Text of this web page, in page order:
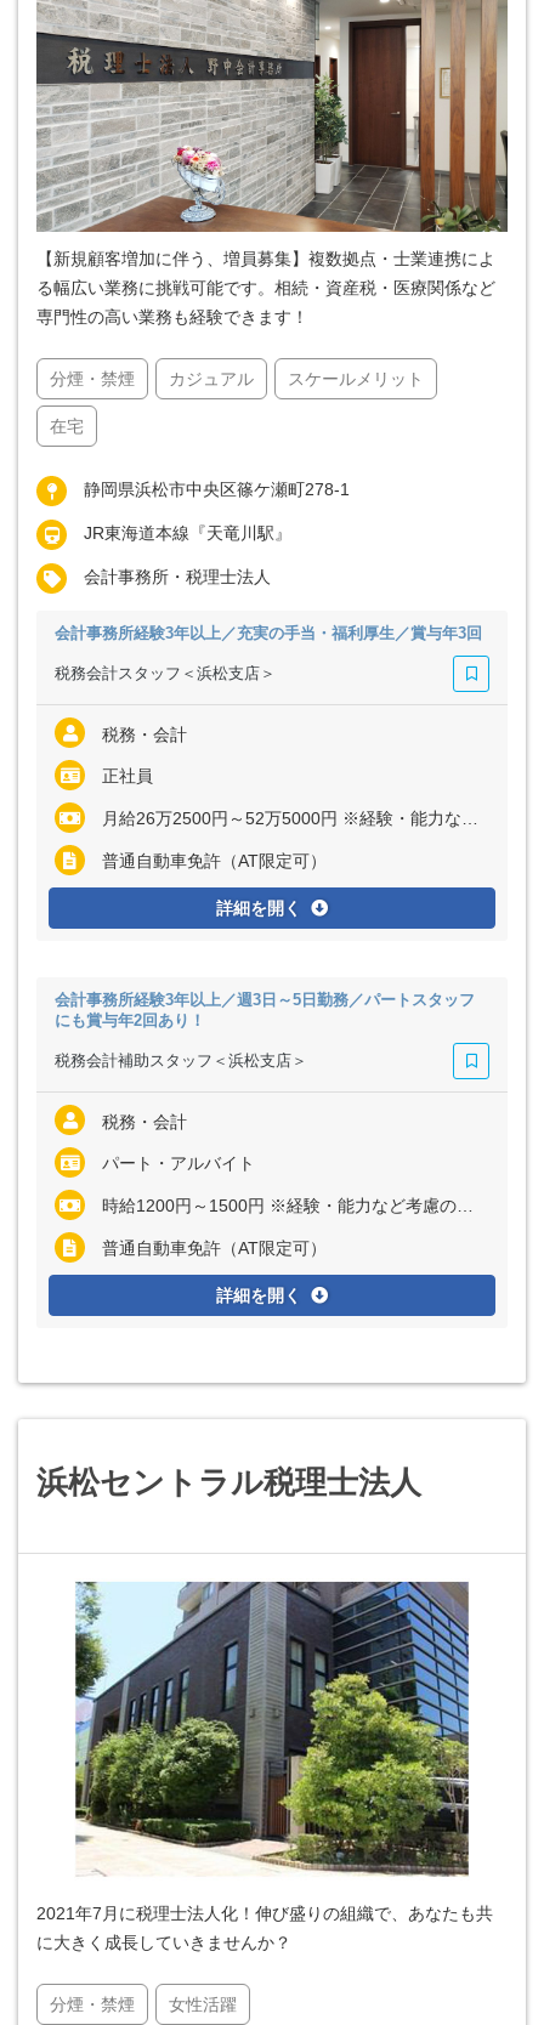
【新規顧客増加に伴う、増員募集】複数拠点・士業連携によ
る幅広い業務に挑戦可能です。相続・資産税・医療関係など
専門性の高い業務も経験できます！
分煙・禁煙 カジュアル スケールメリット
在宅
静岡県浜松市中央区篠ケ瀬町278-1
JR東海道本線『天竜川駅』
会計事務所・税理士法人
会計事務所経験3年以上／充実の手当・福利厚生／賞与年3回
税務会計スタッフ＜浜松支店＞
税務・会計
正社員
月給26万2500円～52万5000円 ※経験・能力など考慮の上、決定いたします ※上記に固定残業代（月40時間分＝6万2500円～12万5000円）を含む ※超過分は別途全額支給
普通自動車免許（AT限定可）
詳細を開く
会計事務所経験3年以上／週3日～5日勤務／パートスタッフ
にも賞与年2回あり！
税務会計補助スタッフ＜浜松支店＞
税務・会計
パート・アルバイト
時給1200円～1500円 ※経験・能力など考慮の上、決定いたします
普通自動車免許（AT限定可）
詳細を開く
浜松セントラル税理士法人
2021年7月に税理士法人化！伸び盛りの組織で、あなたも共
に大きく成長していきませんか？
分煙・禁煙 女性活躍